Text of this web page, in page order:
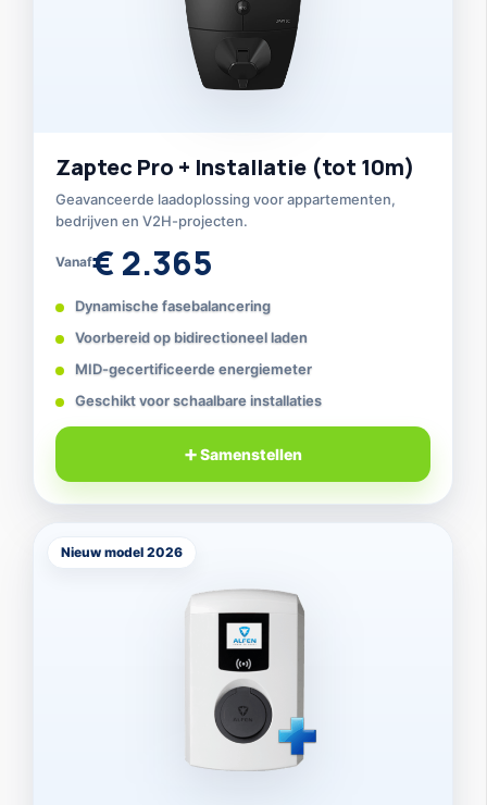
Zaptec Pro + Installatie (tot 10m)
Geavanceerde laadoplossing voor appartementen,
bedrijven en V2H-projecten.
Vanaf€ 2.365
Dynamische fasebalancering
Voorbereid op bidirectioneel laden
MID-gecertificeerde energiemeter
Geschikt voor schaalbare installaties
➕ Samenstellen
Nieuw model 2026